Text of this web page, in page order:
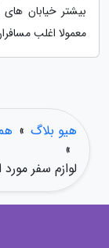
بیشتر خیابان
معمولا اغلب
هیو بلاگ »
»
لوازم سفر